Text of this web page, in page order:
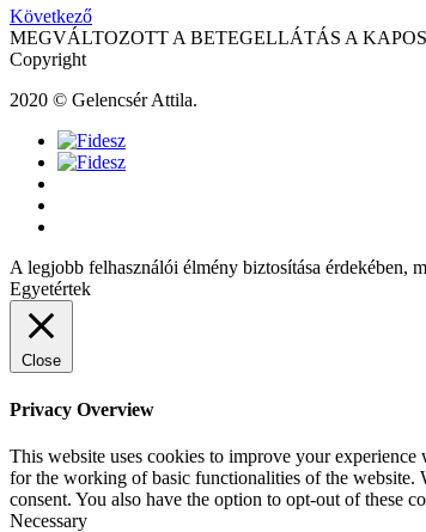
Következő
MEGVÁLTOZOTT A BETEGELLÁTÁS A
Copyright
2020 © Gelencsér Attila.
A legjobb felhasználói élmény biztosítása érdekében,
Egyetértek
Close
Privacy Overview
This website uses cookies to improve your experience
for the working of basic functionalities of the website.
consent. You also have the option to opt-out of these
Necessary